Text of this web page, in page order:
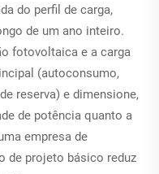
do perfil de carga,
de um ano inteiro.
fotovoltaica e a carga
(autoconsumo,
reserva) e dimensione,
de potência quanto a
empresa de
de projeto básico reduz